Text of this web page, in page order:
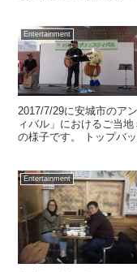
Entertainment
2017/7/29に安城市のア
ィバル」におけるご当
の様子です。 トップバ
Entertainment